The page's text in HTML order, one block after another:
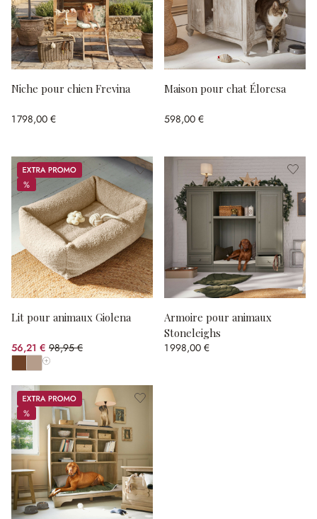
Niche pour chien Frevina
1 798,00 €
Maison pour chat Éloresa
598,00 €
Promos
%
%
Lit pour animaux Giolena
56,21 € 98,95 €
(43.19%spared)
Afficher toutes les couleurs
Armoire pour animaux
Stoneleighs
1 998,00 €
Promos
%
%